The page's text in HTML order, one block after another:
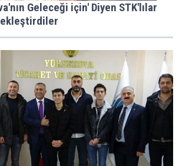
Geleceği için' Diyen STK'lılar